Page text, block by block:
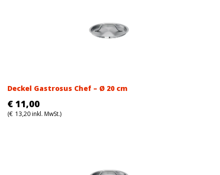
Deckel Gastrosus Chef – Ø 20 cm
€ 11,00
(€ 13,20inkl. MwSt.)